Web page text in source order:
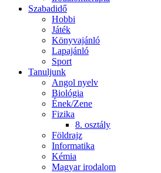
Szabadidő
Hobbi
Játék
Könyvajánló
Lapajánló
Sport
Tanuljunk
Angol nyelv
Biológia
Ének/Zene
Fizika
8. osztály
Földrajz
Informatika
Kémia
Magyar irodalom